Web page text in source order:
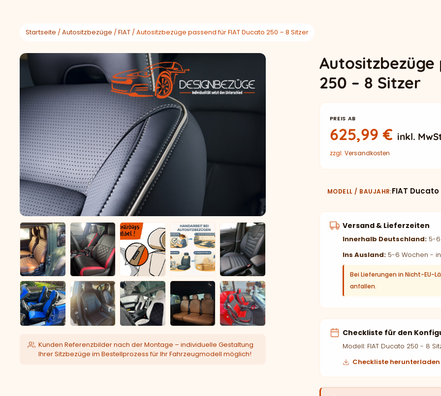
Startseite /Autositzbezüge /FIAT / Autositzbezüge passend für FIAT Ducato 250 – 8 Sitzer
Kunden Referenzbilder nach der Montage – individuelle Gestaltung
Ihrer Sitzbezüge im Bestellprozess für Ihr Fahrzeugmodell möglich!
Autositzbezüge
250 – 8 Sitzer
PREIS AB
625,99€ inkl.
zzgl. Versandkosten
MODELL / BAUJAHR FIAT
Versand & Lieferzeiten
Innerhalb Deutschland:5-6
Ins Ausland:5-6 Wochen -
Bei Lieferungen in Nicht-EU-
anfallen.
Checkliste für den
Modell: FIAT Ducato 250 - 8
Checkliste herunterladen